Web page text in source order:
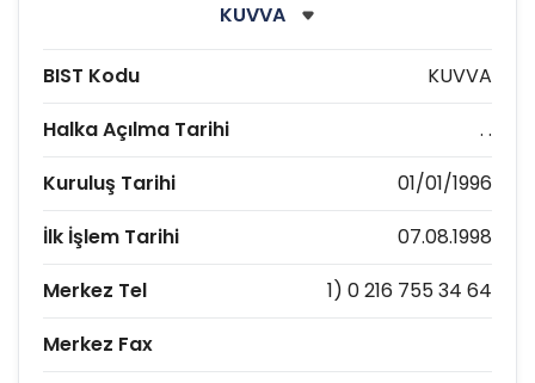
BIST Kodu
KUVVA
Halka Açılma Tarihi
. .
Kuruluş Tarihi
01/01/1996
İlk İşlem Tarihi
07.08.1998
Merkez Tel
1) 0 216 755 34 64
Merkez Fax